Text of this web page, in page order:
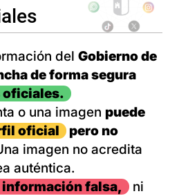
del Gobierno de
de forma segura
oficiales.
o una imagen puede
oficial
pero no
imagen no acredita
auténtica.
falsa,
ni